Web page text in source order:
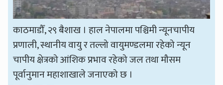
काठमाडौँ, २९ बैशाख । हाल नेपालमा पश्चिमी न्यूनचापीय
प्रणाली, स्थानीय वायु र तल्लो वायुमण्डलमा रहेको न्यून
चापीय क्षेत्रको आंशिक प्रभाव रहेको जल तथा मौसम
पूर्वानुमान महाशाखाले जनाएको छ ।